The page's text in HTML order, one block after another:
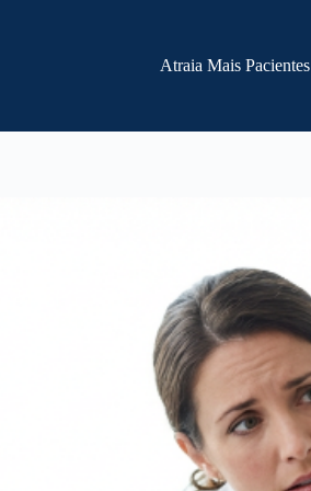
Atraia Mais Pacientes